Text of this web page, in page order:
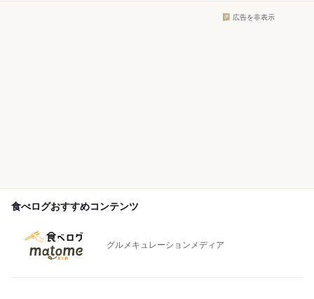
広告を非表示
食べログおすすめコンテンツ
グルメキュレーションメディア